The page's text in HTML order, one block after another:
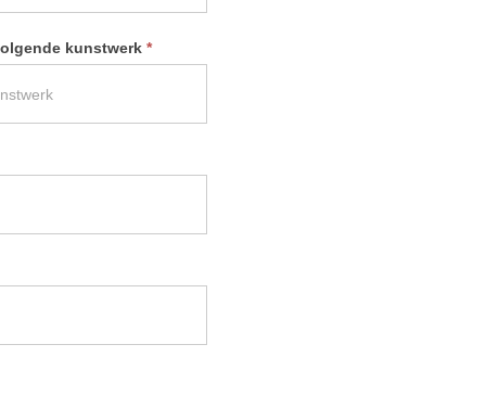
kunstwerk *